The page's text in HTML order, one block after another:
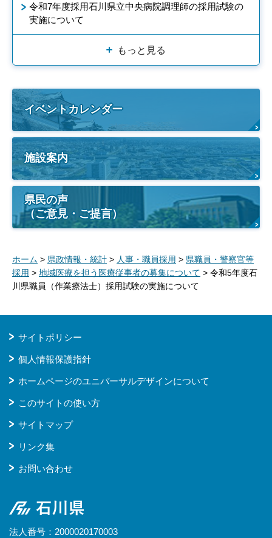
令和7年度採用石川県立中央病院調理師の採用試験の
実施について
もっと見る
イベントカレンダー
施設案内
県民の声
（ご意見・ご提言）
ホーム > 県政情報・統計 > 人事・職員採用 > 県職員・警察官等
採用 > 地域医療を担う医療従事者の募集について > 令和5年度石
川県職員（作業療法士）採用試験の実施について
サイトポリシー
個人情報保護指針
ホームページのユニバーサルデザインについて
このサイトの使い方
サイトマップ
リンク集
お問い合わせ
石川県
法人番号：2000020170003